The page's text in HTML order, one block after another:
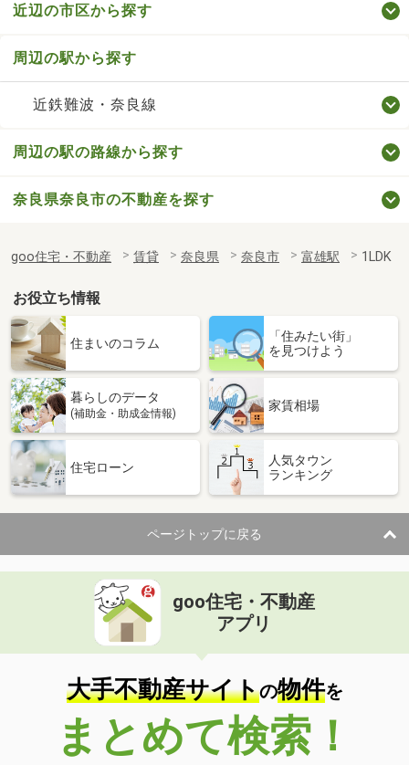
近辺の市区から探す
周辺の駅から探す
近鉄難波・奈良線
周辺の駅の路線から探す
奈良県奈良市の不動産を探す
goo住宅・不動産 賃貸 奈良県 奈良市 富雄駅 1LDK
お役立ち情報
住まいのコラム
「住みたい街」
を見つけよう
暮らしのデータ
(補助金・助成金情報)
家賃相場
住宅ローン
人気タウン
ランキング
ページトップに戻る
goo住宅・不動産
アプリ
大手不動産サイトの物件を
まとめて検索！